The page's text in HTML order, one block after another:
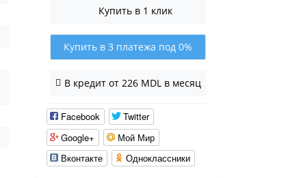
Купить в 1 клик
Купить в 3 платежа под 0%
В кредит от 226 MDL в месяц
Facebook
Twitter
Google+
Мой Мир
Вконтакте
Одноклассники